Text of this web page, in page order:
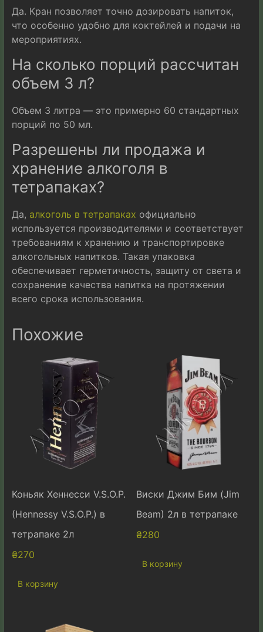
Да. Кран позволяет точно дозировать напиток,
что особенно удобно для коктейлей и подачи на
мероприятиях.
На сколько порций рассчитан
объем 3 л?
Объем 3 литра — это примерно 60 стандартных
порций по 50 мл.
Разрешены ли продажа и
хранение алкоголя в
тетрапаках?
Да, алкоголь в тетрапаках официально
используется производителями и соответствует
требованиям к хранению и транспортировке
алкогольных напитков. Такая упаковка
обеспечивает герметичность, защиту от света и
сохранение качества напитка на протяжении
всего срока использования.
Похожие
Коньяк Хеннесси V.S.O.P.
(Hennessy V.S.O.P.) в
тетрапаке 2л
₴270
В корзину
Виски Джим Бим (Jim
Beam) 2л в тетрапаке
₴280
В корзину